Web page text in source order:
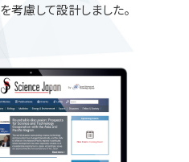
考慮して設計しました。